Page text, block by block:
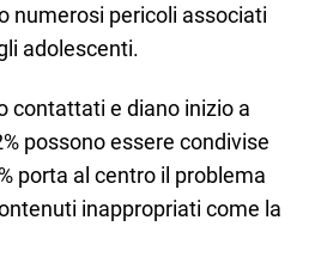
numerosi pericoli associati
adolescenti.
contattati e diano inizio a
possono essere condivise
porta al centro il problema
inappropriati come la